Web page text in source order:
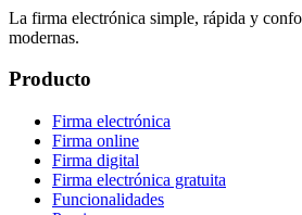
La firma electrónica simple, rápida y
modernas.
Producto
Firma electrónica
Firma online
Firma digital
Firma electrónica gratuita
Funcionalidades